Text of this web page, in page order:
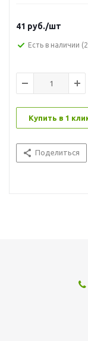
41 руб./шт
Есть в наличии
Купить в 1
Поделиться